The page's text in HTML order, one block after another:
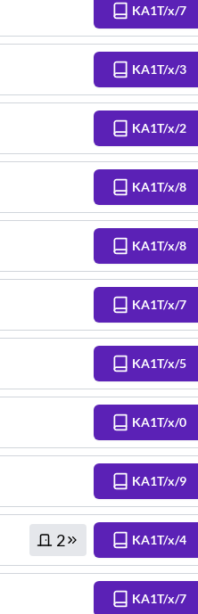
KA1T/x/7
KA1T/x/3
KA1T/x/2
KA1T/x/8
KA1T/x/8
KA1T/x/7
KA1T/x/5
KA1T/x/0
KA1T/x/9
2 KA1T/x/4
KA1T/x/7